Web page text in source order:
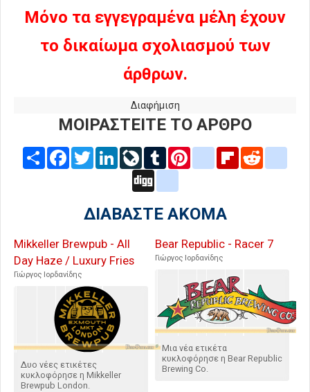
Μόνο τα εγγεγραμένα μέλη έχουν
το δικαίωμα σχολιασμού των
άρθρων.
Διαφήμιση
ΜΟΙΡΑΣΤΕΙΤΕ ΤΟ ΑΡΘΡΟ
Share FacebookTwitterLinkedInLiveJournal
Tumblr Pinterestblogger_post
Flipboard
ΔΙΑΒΑΣΤΕ ΑΚΟΜΑ
Mikkeller Brewpub - All
Day Haze / Luxury Fries
Γιώργος Ιορδανίδης
Δυο νέες ετικέτες
κυκλοφόρησε η Mikkeller
Brewpub London.
Bear Republic - Racer 7
Γιώργος Ιορδανίδης
Μια νέα ετικέτα
κυκλοφόρησε η Bear Republic
Brewing Co.